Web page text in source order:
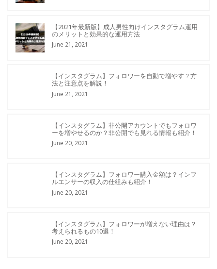
【2021年最新版】成人男性向けインスタグラム運用
のメリットと効果的な運用方法
June 21, 2021
【インスタグラム】フォロワーを自動で増やす？方
法と注意点を解説！
June 21, 2021
【インスタグラム】非公開アカウントでもフォロワ
ーを増やせるのか？非公開でも見れる情報も紹介！
June 20, 2021
【インスタグラム】フォロワー購入金額は？インフ
ルエンサーの収入の仕組みも紹介！
June 20, 2021
【インスタグラム】フォロワーが増えない理由は？
考えられるもの10選！
June 20, 2021